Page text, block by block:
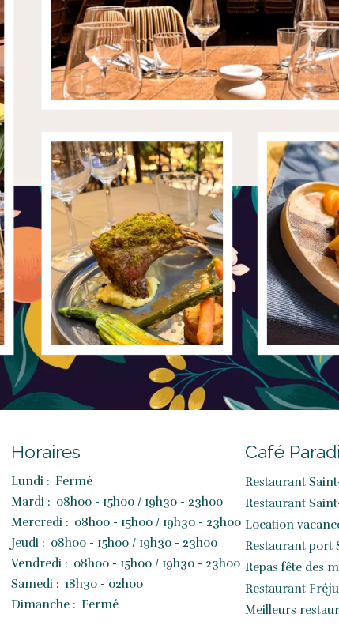
Horaires
Lundi : Fermé
Mardi : 08h00 - 15h00 / 19h30 - 23h00
Mercredi : 08h00 - 15h00 / 19h30 - 23h00
Jeudi : 08h00 - 15h00 / 19h30 - 23h00
Vendredi : 08h00 - 15h00 / 19h30 - 23h00
Samedi : 18h30 - 02h00
Dimanche : Fermé
Café
Restaurant
Restaurant
Location
Restaurant port
Repas fête des
Restaurant
Meilleurs